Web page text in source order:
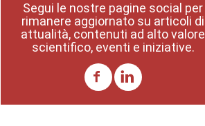
Segui le nostre pagine social per
rimanere aggiornato su articoli di
attualità, contenuti ad alto valore
scientifico, eventi e iniziative.